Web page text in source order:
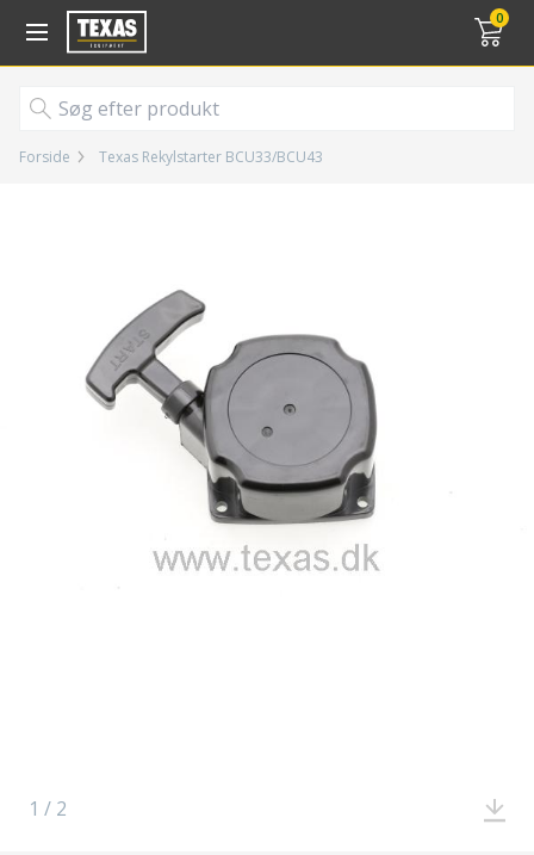
0
Gå til kurv (
Forside Texas Rekylstarter BCU33/BCU43
1 / 2